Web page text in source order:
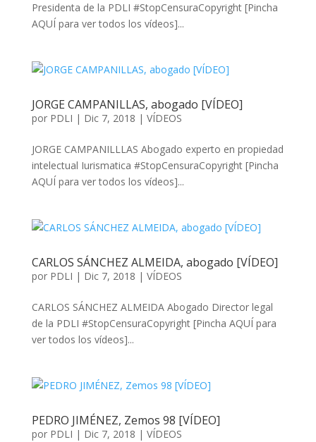
Presidenta de la PDLI #StopCensuraCopyright [Pincha
AQUÍ para ver todos los vídeos]...
JORGE CAMPANILLAS, abogado [VÍDEO]
por PDLI | Dic 7, 2018 | VÍDEOS
JORGE CAMPANILLLAS Abogado experto en propiedad
intelectual Iurismatica #StopCensuraCopyright [Pincha
AQUÍ para ver todos los vídeos]...
CARLOS SÁNCHEZ ALMEIDA, abogado [VÍDEO]
por PDLI | Dic 7, 2018 | VÍDEOS
CARLOS SÁNCHEZ ALMEIDA Abogado Director legal
de la PDLI #StopCensuraCopyright [Pincha AQUÍ para
ver todos los vídeos]...
PEDRO JIMÉNEZ, Zemos 98 [VÍDEO]
por PDLI | Dic 7, 2018 | VÍDEOS